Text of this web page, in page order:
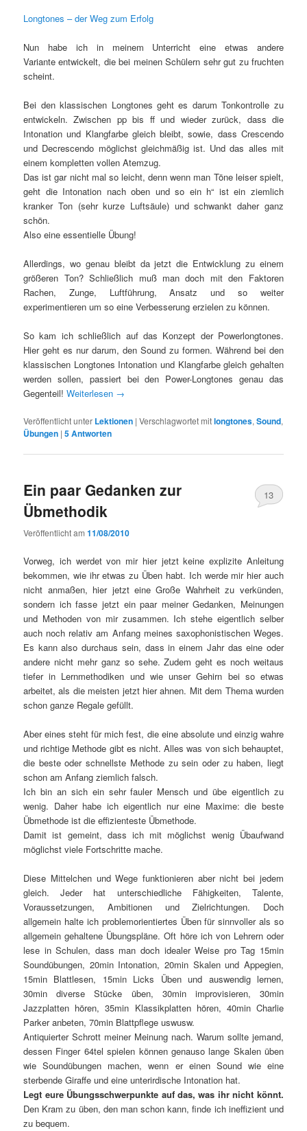
Longtones – der Weg zum Erfolg
Nun habe ich in meinem Unterricht eine etwas andere
Variante entwickelt, die bei meinen Schülern sehr gut zu fruchten
scheint.
Bei den klassischen Longtones geht es darum Tonkontrolle zu
entwickeln. Zwischen pp bis ff und wieder zurück, dass die
Intonation und Klangfarbe gleich bleibt, sowie, dass Crescendo
und Decrescendo möglichst gleichmäßig ist. Und das alles mit
einem kompletten vollen Atemzug.
Das ist gar nicht mal so leicht, denn wenn man Töne leiser spielt,
geht die Intonation nach oben und so ein h“ ist ein ziemlich
kranker Ton (sehr kurze Luftsäule) und schwankt daher ganz
schön.
Also eine essentielle Übung!
Allerdings, wo genau bleibt da jetzt die Entwicklung zu einem
größeren Ton? Schließlich muß man doch mit den Faktoren
Rachen, Zunge, Luftführung, Ansatz und so weiter
experimentieren um so eine Verbesserung erzielen zu können.
So kam ich schließlich auf das Konzept der Powerlongtones.
Hier geht es nur darum, den Sound zu formen. Während bei den
klassischen Longtones Intonation und Klangfarbe gleich gehalten
werden sollen, passiert bei den Power-Longtones genau das
Gegenteil!Weiterlesen →
Veröffentlicht unter Lektionen |Verschlagwortet mitlongtones,Sound,
Übungen |5Antworten
Ein paar Gedanken zur
Übmethodik
Veröffentlicht am11/08/2010
13
Vorweg, ich werdet von mir hier jetzt keine explizite Anleitung
bekommen, wie ihr etwas zu Üben habt. Ich werde mir hier auch
nicht anmaßen, hier jetzt eine Große Wahrheit zu verkünden,
sondern ich fasse jetzt ein paar meiner Gedanken, Meinungen
und Methoden von mir zusammen. Ich stehe eigentlich selber
auch noch relativ am Anfang meines saxophonistischen Weges.
Es kann also durchaus sein, dass in einem Jahr das eine oder
andere nicht mehr ganz so sehe. Zudem geht es noch weitaus
tiefer in Lernmethodiken und wie unser Gehirn bei so etwas
arbeitet, als die meisten jetzt hier ahnen. Mit dem Thema wurden
schon ganze Regale gefüllt.
Aber eines steht für mich fest, die eine absolute und einzig wahre
und richtige Methode gibt es nicht. Alles was von sich behauptet,
die beste oder schnellste Methode zu sein oder zu haben, liegt
schon am Anfang ziemlich falsch.
Ich bin an sich ein sehr fauler Mensch und übe eigentlich zu
wenig. Daher habe ich eigentlich nur eine Maxime: die beste
Übmethode ist die effizienteste Übmethode.
Damit ist gemeint, dass ich mit möglichst wenig Übaufwand
möglichst viele Fortschritte mache.
Diese Mittelchen und Wege funktionieren aber nicht bei jedem
gleich. Jeder hat unterschiedliche Fähigkeiten, Talente,
Voraussetzungen, Ambitionen und Zielrichtungen. Doch
allgemein halte ich problemorientiertes Üben für sinnvoller als so
allgemein gehaltene Übungspläne. Oft höre ich von Lehrern oder
lese in Schulen, dass man doch idealer Weise pro Tag 15min
Soundübungen, 20min Intonation, 20min Skalen und Appegien,
15min Blattlesen, 15min Licks Üben und auswendig lernen,
30min diverse Stücke üben, 30min improvisieren, 30min
Jazzplatten hören, 35min Klassikplatten hören, 40min Charlie
Parker anbeten, 70min Blattpflege uswusw.
Antiquierter Schrott meiner Meinung nach. Warum sollte jemand,
dessen Finger 64tel spielen können genauso lange Skalen üben
wie Soundübungen machen, wenn er einen Sound wie eine
sterbende Giraffe und eine unterirdische Intonation hat.
Legt eure Übungsschwerpunkte auf das, was ihr nicht könnt.
Den Kram zu üben, den man schon kann, finde ich ineffizient und
zu bequem.